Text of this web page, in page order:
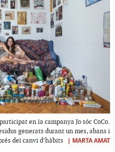
en la campanya Jo sóc CoCo.
generats durant un mes, abans i
del canvi d’hàbits
| MARTA AMAT